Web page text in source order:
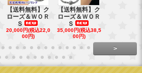
【送料無料】ク
ローズ＆ＷＯＲ
Ｓ
20,000円(税込22,0
00円)
【送料無料】ク
ローズ＆ＷＯＲ
Ｓ
35,000円(税込38,5
00円)
>